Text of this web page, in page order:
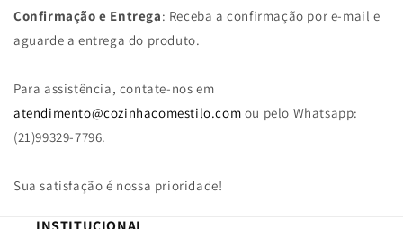
Confirmação e Entrega: Receba a confirmação por e-mail e
aguarde a entrega do produto.
Para assistência, contate-nos em
atendimento@cozinhacomestilo.com ou pelo Whatsapp:
(21)99329-7796.
Sua satisfação é nossa prioridade!